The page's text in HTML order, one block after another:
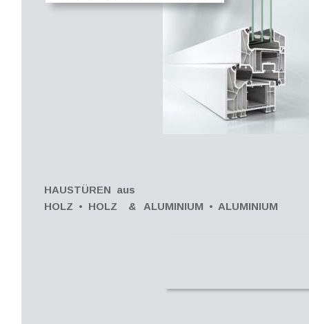
HAUSTÜREN  aus
HOLZ  •  HOLZ    &   ALUMINIUM  •  ALUMINIUM